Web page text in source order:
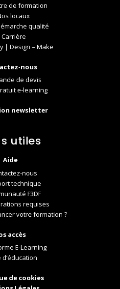
de formation
locaux
qualité
Carrière
| Design – Make
nous
de devis
e-learning
newsletter
utiles
Aide
nous
technique
F3DF
requises
votre formation ?
accès
E-Learning
d’éducation
de cookies